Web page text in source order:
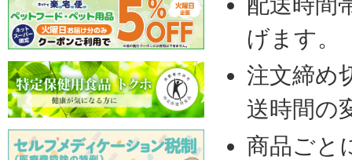
げます。
注文締め
送時間の
商品ごと